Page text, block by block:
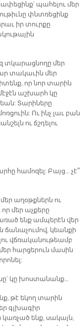
պահելու մեր
փնտռեցինք
իր տուրքը
տկարացնողը մեր
տակաւին մեր
որ նոր տարին
աշխարհ կը
Տարիները
Ու ինչ լաւ բան
ու ճշդելու
համոզել: Բայց… չէ՞
աղօթքներն ու
մեր աչքերը
ենք ամպերէն վեր
կեանքի
վճռականութեամբ
հարցերուն մասին
կը խոստանանք…
թէ եկող տարին
գլխագիր
կառչած ենք, սակայն,